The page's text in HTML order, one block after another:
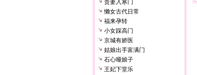
贵妻入寒门
懒女古代日常
福来孕转
小女踩高门
京城有娇医
姑娘出手富满门
石心哑娘子
王妃下堂乐